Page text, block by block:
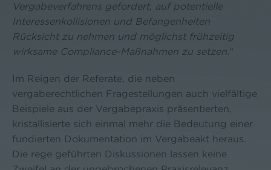
Vergabeverfahrens gefordert, auf potentielle
Interessenkollisionen und Befangenheiten
Rücksicht zu nehmen und möglichst frühzeitig
wirksame Compliance-Maßnahmen zu setzen .“
Im Reigen der Referate, die neben
vergaberechtlichen Fragestellungen auch vielfältige
Beispiele aus der Vergabepraxis präsentierten,
kristallisierte sich einmal mehr die Bedeutung einer
fundierten Dokumentation im Vergabeakt heraus.
Die rege geführten Diskussionen lassen keine